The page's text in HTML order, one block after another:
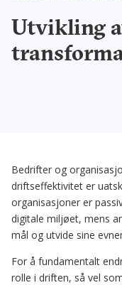
Utvikling
Bedrifter og
driftseffektivitet er
organisasjoner er
digitale miljøet, mens
mål og utvide sine
For å fundamentalt
rolle i driften, så vel